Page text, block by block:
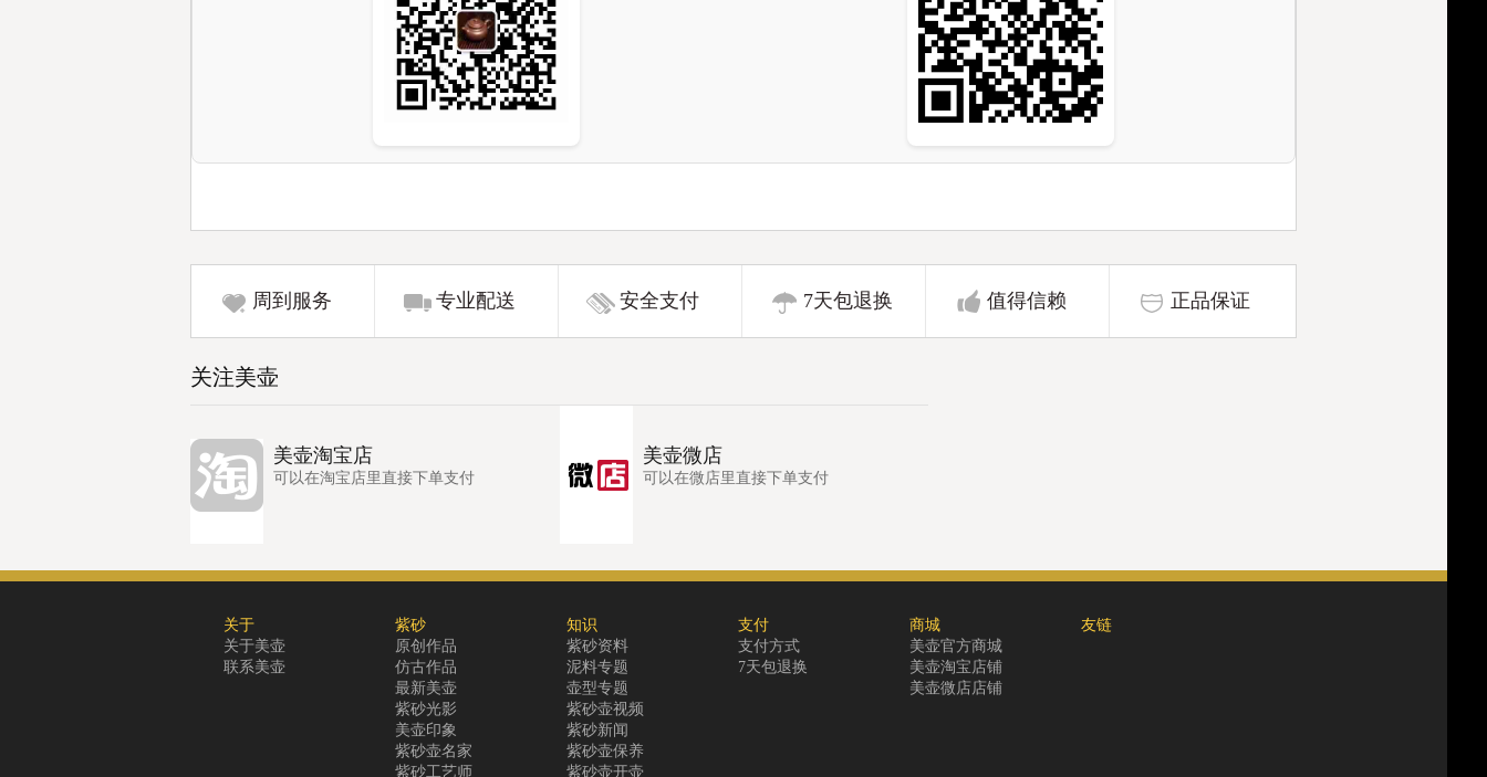
周到服务 专业配送 安全支付 7天包退换 值得信赖 正品保证
关注美壶
美壶淘宝店
可以在淘宝店里直接下单支付
美壶微店
可以在微店里直接下单支付
关于
关于美壶
联系美壶
紫砂
原创作品
仿古作品
最新美壶
紫砂光影
美壶印象
紫砂壶名家
紫砂工艺师
知识
紫砂资料
泥料专题
壶型专题
紫砂壶视频
紫砂新闻
紫砂壶保养
紫砂壶开壶
支付
支付方式
7天包退换
商城
美壶官方商城
美壶淘宝店铺
美壶微店店铺
友链